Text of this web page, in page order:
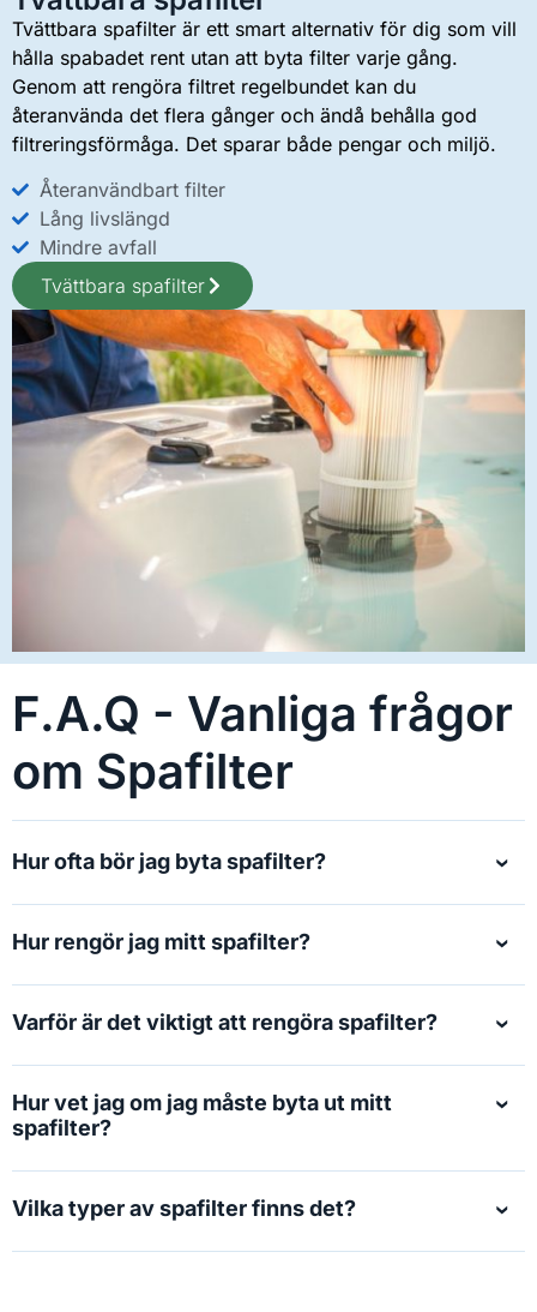
Tvättbara spafilter är ett smart alternativ för dig som vill
hålla spabadet rent utan att byta filter varje gång.
Genom att rengöra filtret regelbundet kan du
återanvända det flera gånger och ändå behålla god
filtreringsförmåga. Det sparar både pengar och miljö.
Återanvändbart filter
Lång livslängd
Mindre avfall
Tvättbara spafilter
F.A.Q - Vanliga frågor
om Spafilter
Hur ofta bör jag byta spafilter?
Hur rengör jag mitt spafilter?
Varför är det viktigt att rengöra spafilter?
Hur vet jag om jag måste byta ut mitt
spafilter?
Vilka typer av spafilter finns det?